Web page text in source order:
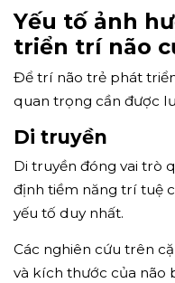
Yếu tố ảnh
triển trí não
Để trí não trẻ phát
quan trọng cần được
Di truyền
Di truyền đóng vai trò
định tiềm năng trí tuệ
yếu tố duy nhất.
Các nghiên cứu trên
và kích thước của não